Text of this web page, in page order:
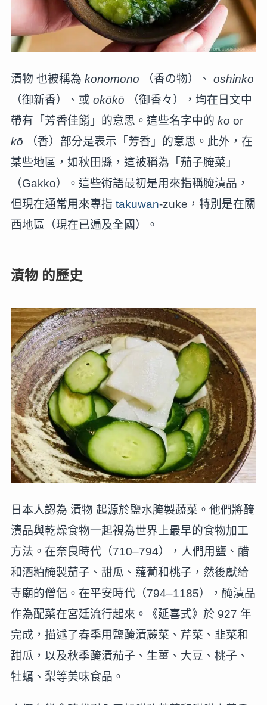
漬物 也被稱為 konomono （香の物）、 oshinko
（御新香）、或 okōkō （御香々），均在日文中
帶有「芳香佳餚」的意思。這些名字中的 ko or
kō （香）部分是表示「芳香」的意思。此外，在
某些地區，如秋田縣，這被稱為「茄子腌菜」
（Gakko）。這些術語最初是用來指稱腌漬品，
但現在通常用來專指 takuwan-zuke，特別是在關
西地區（現在已遍及全國）。
漬物 的歷史
日本人認為 漬物 起源於鹽水腌製蔬菜。他們將醃
漬品與乾燥食物一起視為世界上最早的食物加工
方法。在奈良時代（710–794），人們用鹽、醋
和酒粕醃製茄子、甜瓜、蘿蔔和桃子，然後獻給
寺廟的僧侶。在平安時代（794–1185），醃漬品
作為配菜在宮廷流行起來。《延喜式》於 927 年
完成，描述了春季用鹽醃漬蕨菜、芹菜、韭菜和
甜瓜，以及秋季醃漬茄子、生薑、大豆、桃子、
牡蠣、梨等美味食品。